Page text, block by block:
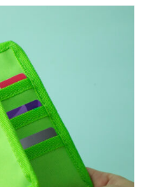
฿259.00.฿89.00.